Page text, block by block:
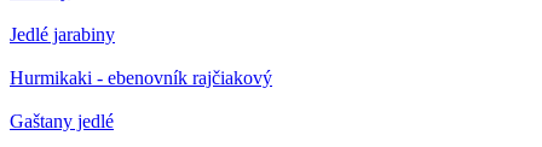
Jedlé jarabiny
Hurmikaki - ebenovník rajčiakový
Gaštany jedlé